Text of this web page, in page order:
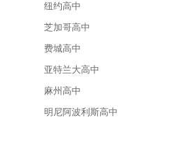
纽约高中
芝加哥高中
费城高中
亚特兰大高中
麻州高中
明尼阿波利斯高中